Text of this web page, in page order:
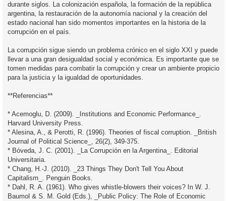
durante siglos. La colonización española, la formación de la república
argentina, la restauración de la autonomía nacional y la creación del
estado nacional han sido momentos importantes en la historia de la
corrupción en el país.
La corrupción sigue siendo un problema crónico en el siglo XXI y puede
llevar a una gran desigualdad social y económica. Es importante que se
tomen medidas para combatir la corrupción y crear un ambiente propicio
para la justicia y la igualdad de oportunidades.
**Referencias**
* Acemoglu, D. (2009). _Institutions and Economic Performance_.
Harvard University Press.
* Alesina, A., & Perotti, R. (1996). Theories of fiscal corruption. _British
Journal of Political Science_, 26(2), 349-375.
* Bóveda, J. C. (2001). _La Corrupción en la Argentina_. Editorial
Universitaria.
* Chang, H.-J. (2010). _23 Things They Don't Tell You About
Capitalism_. Penguin Books.
* Dahl, R. A. (1961). Who gives whistle-blowers their voices? In W. J.
Baumol & S. M. Gold (Eds.), _Public Policy: The Role of Economic